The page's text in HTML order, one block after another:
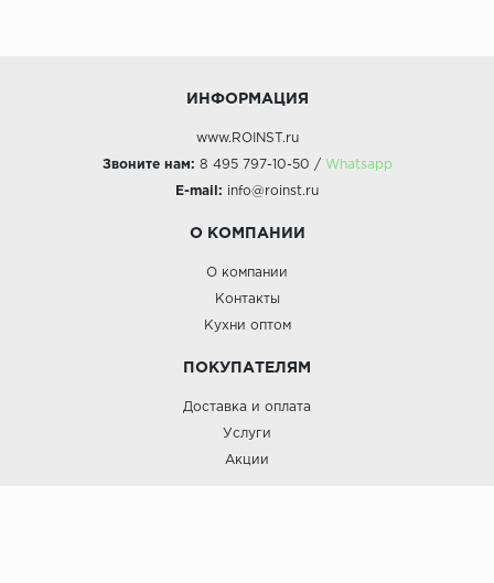
ИНФОРМАЦИЯ
www.ROINST.ru
Звоните нам: 8 495 797-10-50 / Whatsapp
E-mail: info@roinst.ru
О КОМПАНИИ
О компании
Контакты
Кухни оптом
ПОКУПАТЕЛЯМ
Доставка и оплата
Услуги
Акции